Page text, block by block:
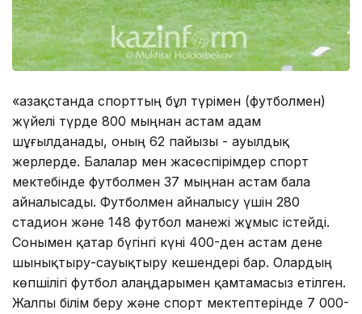
«Қазақстанда спорттың бұл түрімен (футболмен)
жүйелі түрде 800 мыңнан астам адам
шұғылданады, оның 62 пайызы - ауылдық
жерлерде. Балалар мен жасөспірімдер спорт
мектебінде футболмен 37 мыңнан астам бала
айналысады. Футболмен айналысу үшін 280
стадион және 148 футбол манежі жұмыс істейді.
Сонымен қатар бүгінгі күні 400-ден астам дене
шынықтыру-сауықтыру кешендері бар. Олардың
көпшілігі футбол алаңдарымен қамтамасыз етілген.
Жалпы білім беру және спорт мектептерінде 7 000-